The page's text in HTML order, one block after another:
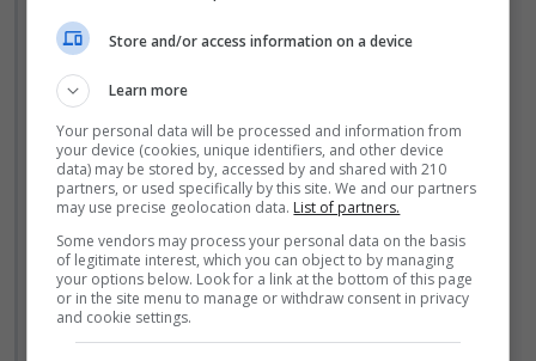
o konieczności wykonania tego badania dla
dokonania wstępnej oceny stanu zdrowia.
Podczas kolejnej wizyty w tej samej
poradni zainteresowana dobrowolnie
poddała się temu badaniu.
W dniu 22.11.2022 r. Pacjentka zgłosiła się
do jednej z poradni celem odebrania
wyniku badania. Ponieważ wynik wymagał
omówienia z lekarzem specjalistą,
Store and/or access information on a device
Learn more
Your personal data will be processed and information from
your device (cookies, unique identifiers, and other device
data) may be stored by, accessed by and shared with 210
partners, or used specifically by this site. We and our partners
may use precise geolocation data. List of partners.
Some vendors may process your personal data on the basis
of legitimate interest, which you can object to by managing
your options below. Look for a link at the bottom of this page
or in the site menu to manage or withdraw consent in privacy
and cookie settings.